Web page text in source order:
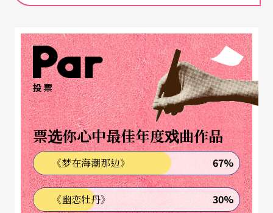
我曾经是一个编舞者，我曾经构想过一支大型的舞
蹈，什么是大型的舞蹈？一个人跳算不算是一支大
型的舞蹈？不算的话。那么两个人跳算不算是大型
的舞蹈？也不算！那么三个人跳呢？五个人呢？七
个人呢？这个问题牵涉到另外一个问题。一个人脸
上到底要留几根胡子他才算是留了胡子？这个问题
又牵涉到另一外个问题。胡子跟鬓毛要底要怎么分
开？好吧！好吧！我们就说这支舞有廿个人跳吧。
投票
票选你心中最佳年度戏曲作品
《梦在海潮那边》 67%
《幽恋牡丹》 30%